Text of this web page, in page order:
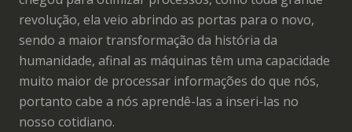
revolução, ela veio abrindo as portas para o novo,
sendo a maior transformação da história da
humanidade, afinal as máquinas têm uma capacidade
muito maior de processar informações do que nós,
portanto cabe a nós aprendê-las a inseri-las no
nosso cotidiano.